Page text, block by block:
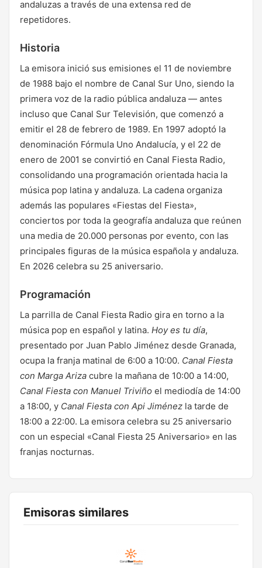
andaluzas a través de una extensa red de
repetidores.
Historia
La emisora inició sus emisiones el 11 de noviembre
de 1988 bajo el nombre de Canal Sur Uno, siendo la
primera voz de la radio pública andaluza — antes
incluso que Canal Sur Televisión, que comenzó a
emitir el 28 de febrero de 1989. En 1997 adoptó la
denominación Fórmula Uno Andalucía, y el 22 de
enero de 2001 se convirtió en Canal Fiesta Radio,
consolidando una programación orientada hacia la
música pop latina y andaluza. La cadena organiza
además las populares «Fiestas del Fiesta»,
conciertos por toda la geografía andaluza que reúnen
una media de 20.000 personas por evento, con las
principales figuras de la música española y andaluza.
En 2026 celebra su 25 aniversario.
Programación
La parrilla de Canal Fiesta Radio gira en torno a la
música pop en español y latina. Hoy es tu día,
presentado por Juan Pablo Jiménez desde Granada,
ocupa la franja matinal de 6:00 a 10:00. Canal Fiesta
con Marga Ariza cubre la mañana de 10:00 a 14:00,
Canal Fiesta con Manuel Triviño el mediodía de 14:00
a 18:00, y Canal Fiesta con Api Jiménez la tarde de
18:00 a 22:00. La emisora celebra su 25 aniversario
con un especial «Canal Fiesta 25 Aniversario» en las
franjas nocturnas.
Emisoras similares